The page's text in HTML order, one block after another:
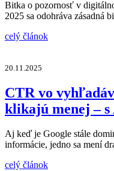
Bitka o pozornosť v
2025 sa odohráva zásadná
celý článok
20.11.2025
CTR vo
klikajú menej – s
Aj keď je Google stále
informácie, jedno sa mení
celý článok